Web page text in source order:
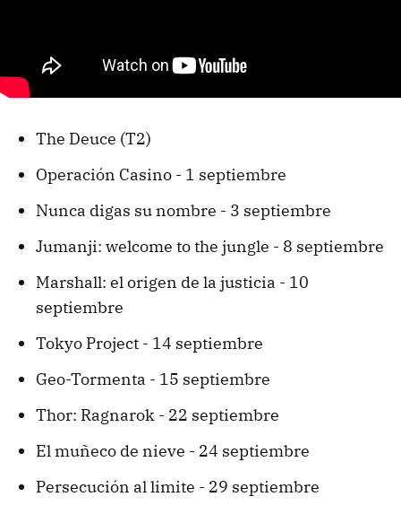
The Deuce (T2)
Operación Casino - 1 septiembre
Nunca digas su nombre - 3 septiembre
Jumanji: welcome to the jungle - 8 septiembre
Marshall: el origen de la justicia - 10
septiembre
Tokyo Project - 14 septiembre
Geo-Tormenta - 15 septiembre
Thor: Ragnarok - 22 septiembre
El muñeco de nieve - 24 septiembre
Persecución al limite - 29 septiembre